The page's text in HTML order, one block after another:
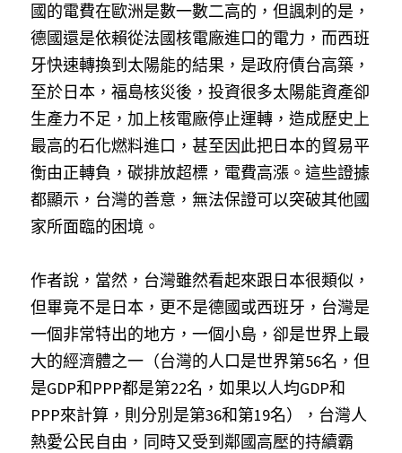
國的電費在歐洲是數一數二高的，但諷刺的是，
德國還是依賴從法國核電廠進口的電力，而西班
牙快速轉換到太陽能的結果，是政府債台高築，
至於日本，福島核災後，投資很多太陽能資產卻
生產力不足，加上核電廠停止運轉，造成歷史上
最高的石化燃料進口，甚至因此把日本的貿易平
衡由正轉負，碳排放超標，電費高漲。這些證據
都顯示，台灣的善意，無法保證可以突破其他國
家所面臨的困境。
作者說，當然，台灣雖然看起來跟日本很類似，
但畢竟不是日本，更不是德國或西班牙，台灣是
一個非常特出的地方，一個小島，卻是世界上最
大的經濟體之一（台灣的人口是世界第56名，但
是GDP和PPP都是第22名，如果以人均GDP和
PPP來計算，則分別是第36和第19名），台灣人
熱愛公民自由，同時又受到鄰國高壓的持續霸